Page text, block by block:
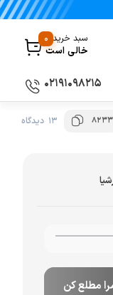
سبد خرید
خالی است
0
۰۲۱۹۱۰۹۸۲۱۵
8233 13 دیدگاه
مطلع کن